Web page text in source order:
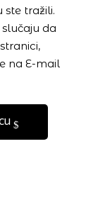
ste tražili.
da
na E-mail